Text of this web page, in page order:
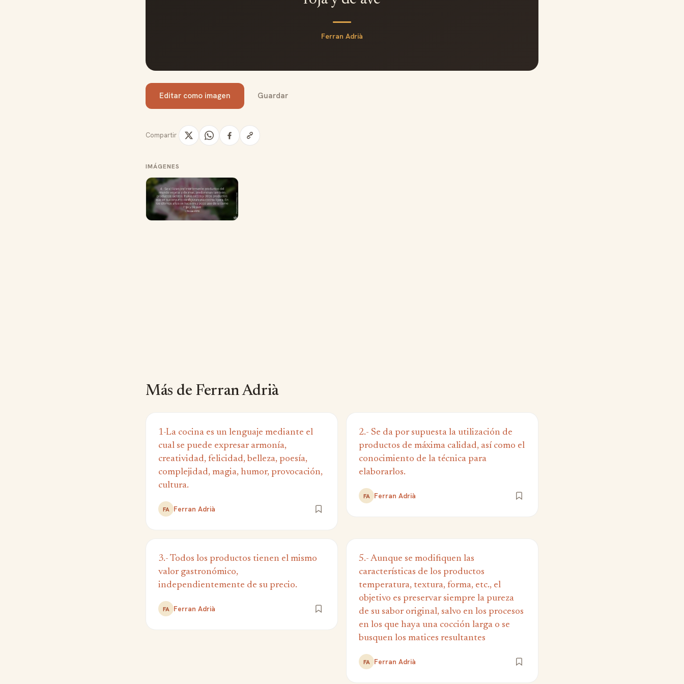
Ferran Adrià
Editar como imagen Guardar
Compartir
IMÁGENES
Más de Ferran Adrià
1-La cocina es un lenguaje mediante el
cual se puede expresar armonía,
creatividad, felicidad, belleza, poesía,
complejidad, magia, humor, provocación,
cultura.
FA Ferran Adrià
2.- Se da por supuesta la utilización de
productos de máxima calidad, así como el
conocimiento de la técnica para
elaborarlos.
FA Ferran Adrià
3.- Todos los productos tienen el mismo
valor gastronómico,
independientemente de su precio.
FA Ferran Adrià
5.- Aunque se modifiquen las
características de los productos
temperatura, textura, forma, etc., el
objetivo es preservar siempre la pureza
de su sabor original, salvo en los procesos
en los que haya una cocción larga o se
busquen los matices resultantes
FA Ferran Adrià